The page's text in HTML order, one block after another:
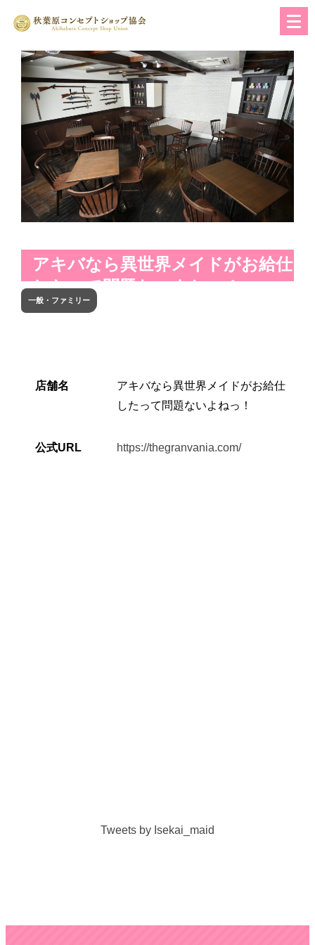
アキバなら異世界メイドがお給仕
したって問題ないよねっ！
一般・ファミリー
店舗名
アキバなら異世界メイドがお給仕
したって問題ないよねっ！
公式URL https://thegranvania.com/
Tweets by Isekai_maid